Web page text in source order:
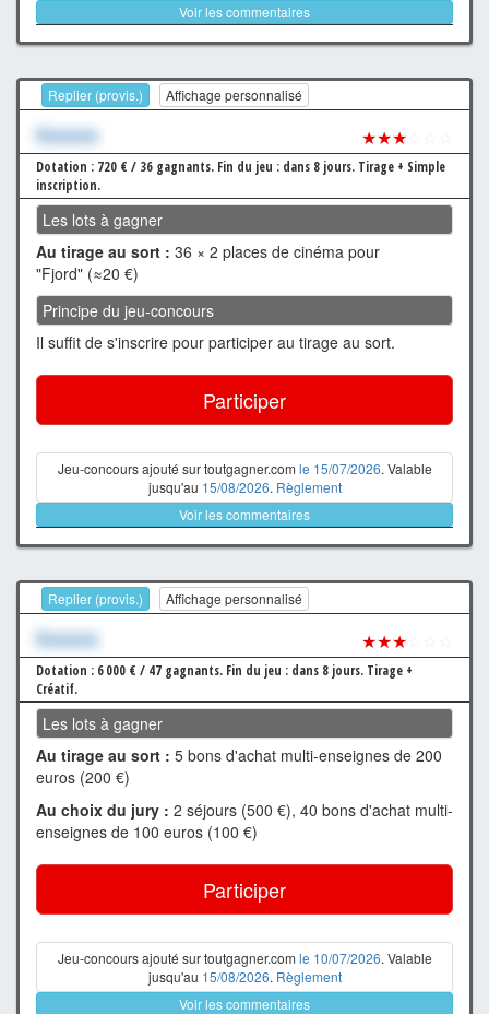
Voir les commentaires
Replier (provis.) Affichage personnalisé
Xxxxxxx ★★★
Dotation : 720 € / 36 gagnants. Fin du jeu : dans 8 jours. Tirage + Simple
inscription.
Les lots à gagner
Au tirage au sort : 36 × 2 places de cinéma pour
"Fjord" (≈20 €)
Principe du jeu-concours
Il suffit de s'inscrire pour participer au tirage au sort.
Participer
Jeu-concours ajouté sur toutgagner.com le 15/07/2026. Valable
jusqu'au 15/08/2026. Règlement
Voir les commentaires
Replier (provis.) Affichage personnalisé
Xxxxxxx ★★★
Dotation : 6 000 € / 47 gagnants. Fin du jeu : dans 8 jours. Tirage +
Créatif.
Les lots à gagner
Au tirage au sort : 5 bons d'achat multi-enseignes de 200
euros (200 €)
Au choix du jury : 2 séjours (500 €), 40 bons d'achat multi-
enseignes de 100 euros (100 €)
Participer
Jeu-concours ajouté sur toutgagner.com le 10/07/2026. Valable
jusqu'au 15/08/2026. Règlement
Voir les commentaires